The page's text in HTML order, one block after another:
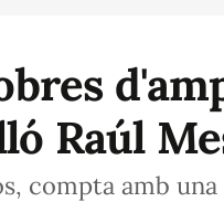
Raúl
compta amb